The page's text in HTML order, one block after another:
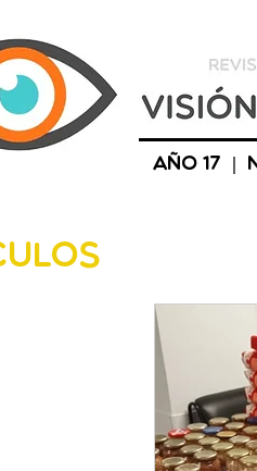
Año 17 |